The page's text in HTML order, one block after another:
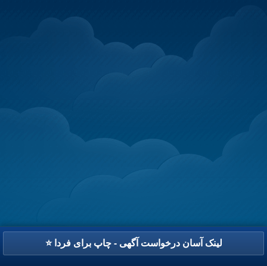
⭐ لینک آسان درخواست آگهی - چاپ برای فردا